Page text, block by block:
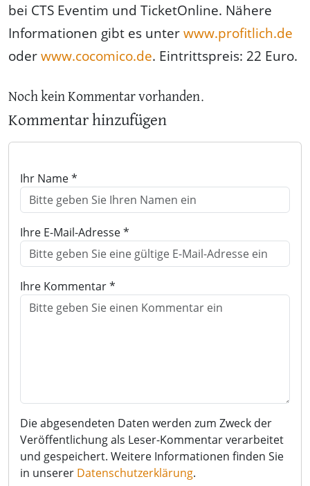
bei CTS Eventim und TicketOnline. Nähere
Informationen gibt es unterwww.profitlich.de
oderwww.cocomico.de. Eintrittspreis: 22 Euro.
Noch kein Kommentar vorhanden.
Kommentar hinzufügen
Ihr Name *
Ihre E-Mail-Adresse *
Ihre Kommentar *
Die abgesendeten Daten werden zum Zweck der
Veröffentlichung als Leser-Kommentar verarbeitet
und gespeichert. Weitere Informationen finden Sie
in unserer Datenschutzerklärung.